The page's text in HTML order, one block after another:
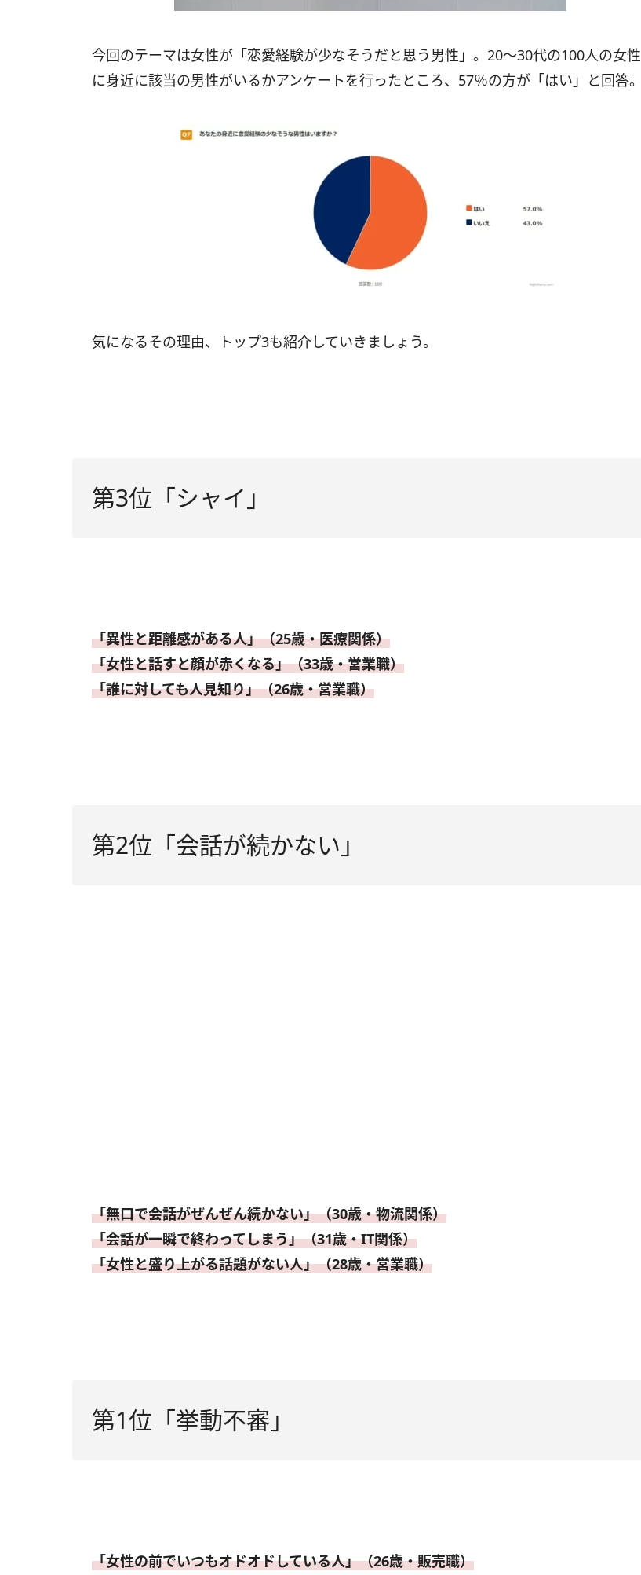
今回のテーマは女性が「恋愛経験が少なそうだと思う男性」。20～30代の100人の女性
に身近に該当の男性がいるかアンケートを行ったところ、57％の方が「はい」と回答。
気になるその理由、トップ3も紹介していきましょう。
第3位「シャイ」
「異性と距離感がある人」（25歳・医療関係）
「女性と話すと顔が赤くなる」（33歳・営業職）
「誰に対しても人見知り」（26歳・営業職）
第2位「会話が続かない」
「無口で会話がぜんぜん続かない」（30歳・物流関係）
「会話が一瞬で終わってしまう」（31歳・IT関係）
「女性と盛り上がる話題がない人」（28歳・営業職）
第1位「挙動不審」
「女性の前でいつもオドオドしている人」（26歳・販売職）